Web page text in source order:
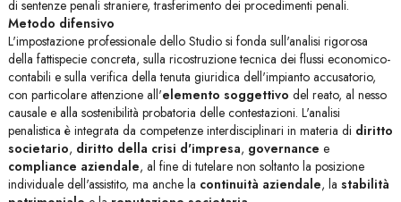
di sentenze penali straniere, trasferimento dei procedimenti penali.
Metodo difensivo
L'impostazione professionale dello Studio si fonda sull'analisi rigorosa
della fattispecie concreta, sulla ricostruzione tecnica dei flussi economico-
contabili e sulla verifica della tenuta giuridica dell'impianto accusatorio,
con particolare attenzione all'elemento soggettivo del reato, al nesso
causale e alla sostenibilità probatoria delle contestazioni. L'analisi
penalistica è integrata da competenze interdisciplinari in materia di diritto
societario, diritto della crisi d'impresa, governance e
compliance aziendale, al fine di tutelare non soltanto la posizione
individuale dell'assistito, ma anche la continuità aziendale, la stabilità